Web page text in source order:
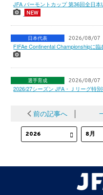
JFA バーモントカップ 第36回全日
日本代表 2026/08/07
FIFAe Continental Championshipに
選手育成 2026/08/07
2026/27シーズン JFA・Ｊリーグ特
前の記事へ │